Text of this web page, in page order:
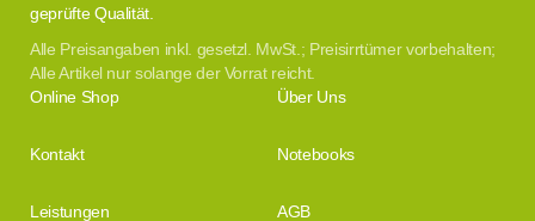
geprüfte Qualität.
Alle Preisangaben inkl. gesetzl. MwSt.; Preisirrtümer vorbehalten;
Alle Artikel nur solange der Vorrat reicht.
Online Shop Über Uns
Kontakt Notebooks
Leistungen AGB